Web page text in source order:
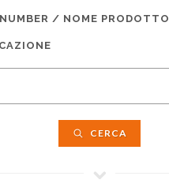
/ NOME PRODOTTO
CERCA